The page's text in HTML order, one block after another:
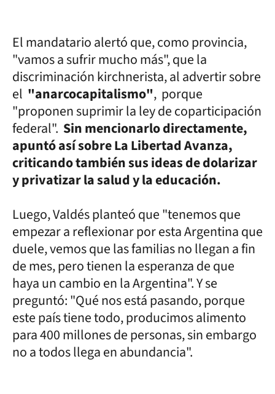
El mandatario alertó que, como provincia,
"vamos a sufrir mucho más", que la
discriminación kirchnerista, al advertir sobre
el "anarcocapitalismo", porque
"proponen suprimir la ley de coparticipación
federal". Sin mencionarlo directamente,
apuntó así sobre La Libertad Avanza,
criticando también sus ideas de dolarizar
y privatizar la salud y la educación.
Luego, Valdés planteó que "tenemos que
empezar a reflexionar por esta Argentina que
duele, vemos que las familias no llegan a fin
de mes, pero tienen la esperanza de que
haya un cambio en la Argentina". Y se
preguntó: "Qué nos está pasando, porque
este país tiene todo, producimos alimento
para 400 millones de personas, sin embargo
no a todos llega en abundancia".